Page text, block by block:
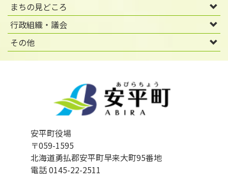
まちの見どころ
行政組織・議会
その他
安平町役場
〒059-1595
北海道勇払郡安平町早来大町95番地
電話 0145-22-2511